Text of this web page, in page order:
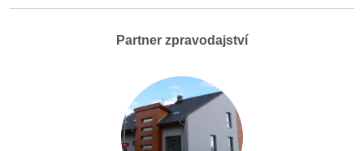
Partner zpravodajství